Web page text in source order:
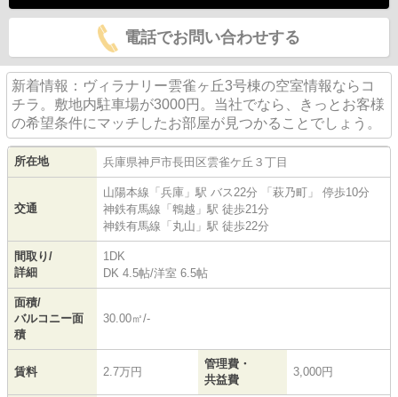
電話でお問い合わせする
新着情報：ヴィラナリー雲雀ヶ丘3号棟の空室情報ならコ
チラ。敷地内駐車場が3000円。当社でなら、きっとお客様
の希望条件にマッチしたお部屋が見つかることでしょう。
所在地 兵庫県神戸市長田区雲雀ケ丘 ３丁目
交通
山陽本線 「 兵庫 」駅 バス22分 「萩乃町」 停歩10分
神鉄有馬線 「 鵯越 」駅 徒歩21分
神鉄有馬線 「 丸山 」駅 徒歩22分
間取り/
詳細
1DK
DK 4.5帖/洋室 6.5帖
面積/
バルコニー面
積
30.00㎡/-
賃料 2.7万円
管理費・
共益費
3,000円